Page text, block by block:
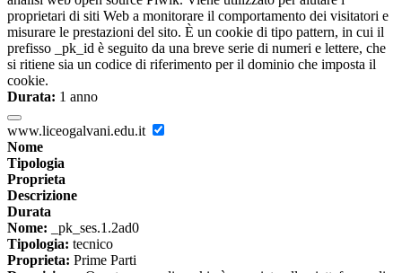
proprietari di siti Web a monitorare il comportamento dei visitatori e
misurare le prestazioni del sito. È un cookie di tipo pattern, in cui il
prefisso _pk_id è seguito da una breve serie di numeri e lettere, che
si ritiene sia un codice di riferimento per il dominio che imposta il
cookie.
Durata: 1 anno
www.liceogalvani.edu.it
Nome
Tipologia
Proprieta
Descrizione
Durata
Nome: _pk_ses.1.2ad0
Tipologia: tecnico
Proprieta: Prime Parti